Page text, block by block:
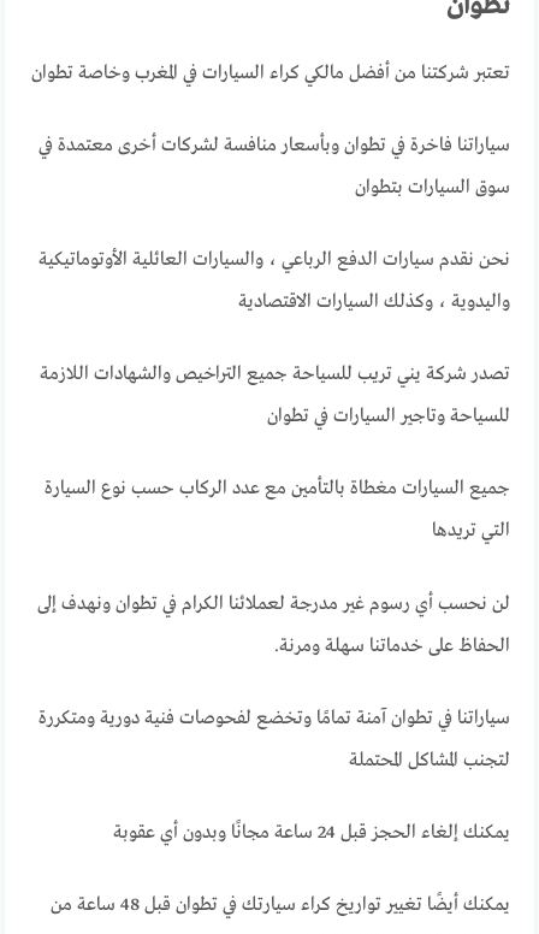
تعتبر شركتنا من أفضل مالكي كراء السيارات في المغرب وخاصة تطوان
سياراتنا فاخرة في تطوان وبأسعار منافسة لشركات أخرى معتمدة في
سوق السيارات بتطوان
نحن نقدم سيارات الدفع الرباعي ، والسيارات العائلية الأوتوماتيكية
واليدوية ، وكذلك السيارات الاقتصادية
تصدر شركة يني تريب للسياحة جميع التراخيص والشهادات اللازمة
للسياحة وتاجير السيارات في تطوان
جميع السيارات مغطاة بالتأمين مع عدد الركاب حسب نوع السيارة
التي تريدها
لن نحسب أي رسوم غير مدرجة لعملائنا الكرام في تطوان ونهدف إلى
الحفاظ على خدماتنا سهلة ومرنة.
سياراتنا في تطوان آمنة تمامًا وتخضع لفحوصات فنية دورية ومتكررة
لتجنب المشاكل المحتملة
يمكنك إلغاء الحجز قبل 24 ساعة مجانًا وبدون أي عقوبة
يمكنك أيضًا تغيير تواريخ كراء سيارتك في تطوان قبل 48 ساعة من